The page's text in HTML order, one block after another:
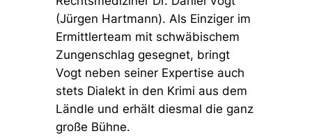
(Jürgen Hartmann). Als Einziger im
Ermittlerteam mit schwäbischem
Zungenschlag gesegnet, bringt
Vogt neben seiner Expertise auch
stets Dialekt in den Krimi aus dem
Ländle und erhält diesmal die ganz
große Bühne.